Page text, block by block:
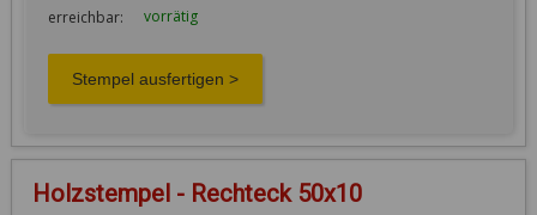
erreichbar: vorrätig
Holzstempel - Rechteck 50x10